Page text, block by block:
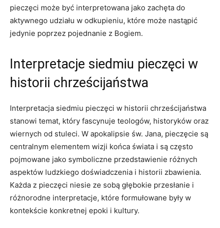
pieczęci może ⁣być interpretowana jako‌ zachęta ⁢do
aktywnego udziału ⁤w odkupieniu, które ‌może nastąpić
jedynie poprzez pojednanie z Bogiem.
Interpretacje siedmiu pieczęci w
historii chrześcijaństwa
Interpretacja siedmiu pieczęci w​ historii chrześcijaństwa
⁢stanowi temat, który ⁢fascynuje teologów, historyków oraz
wiernych od stuleci. W apokalipsie św. Jana, pieczęcie są
centralnym elementem wizji końca ​świata⁢ i są często
pojmowane jako symboliczne ‍przedstawienie‌ różnych
aspektów ludzkiego doświadczenia‌ i historii zbawienia.⁢
Każda z ​pieczęci ​niesie ze sobą głębokie przesłanie‌ i
różnorodne interpretacje, które formułowane⁤ były ​w
kontekście konkretnej epoki ⁤i kultury.